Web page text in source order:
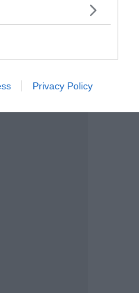
Privacy Policy
με απόφαση του
ο ιδιοκτήτης του
Σάββατο ένα
μετά τ...